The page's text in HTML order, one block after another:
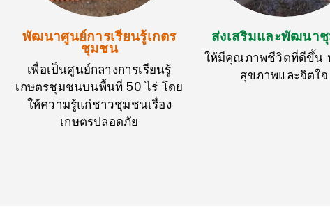
พัฒนาศูนย์การเรียนรู้เกตร
ชุมชน
เพื่อเป็นศูนย์กลางการเรียนรู้
เกษตรชุมชนบนพื้นที่ 50 ไร่ โดย
ให้ความรู้แก่ชาวชุมชนเรื่อง
เกษตรปลอดภัย
ส่งเสริมและพัฒนา
ให้มีคุณภาพชีวิตที่ดีขึ้น
สุขภาพและจิตใจ